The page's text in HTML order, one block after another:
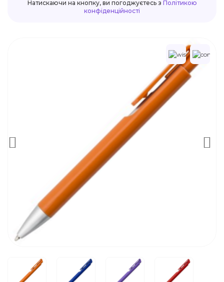
Натискаючи на кнопку, ви погоджуєтесь з Політикою
конфіденційності